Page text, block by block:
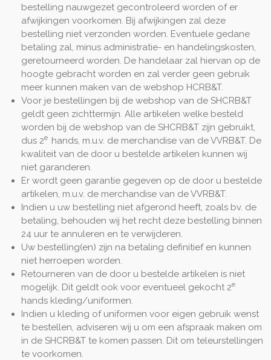
bestelling nauwgezet gecontroleerd worden of er
afwijkingen voorkomen. Bij afwijkingen zal deze
bestelling niet verzonden worden. Eventuele gedane
betaling zal, minus administratie- en handelingskosten,
geretourneerd worden. De handelaar zal hiervan op de
hoogte gebracht worden en zal verder geen gebruik
meer kunnen maken van de webshop HCRB&T.
Voor je bestellingen bij de webshop van de SHCRB&T
geldt geen zichttermijn. Alle artikelen welke besteld
worden bij de webshop van de SHCRB&T zijn gebruikt,
dus 2e hands, m.u.v. de merchandise van de VVRB&T. De
kwaliteit van de door u bestelde artikelen kunnen wij
niet garanderen.
Er wordt geen garantie gegeven op de door u bestelde
artikelen, m.u.v. de merchandise van de VVRB&T.
Indien u uw bestelling niet afgerond heeft, zoals bv. de
betaling, behouden wij het recht deze bestelling binnen
24 uur te annuleren en te verwijderen.
Uw bestelling(en) zijn na betaling definitief en kunnen
niet herroepen worden.
Retourneren van de door u bestelde artikelen is niet
mogelijk. Dit geldt ook voor eventueel gekocht 2e
hands kleding/uniformen.
Indien u kleding of uniformen voor eigen gebruik wenst
te bestellen, adviseren wij u om een afspraak maken om
in de SHCRB&T te komen passen. Dit om teleurstellingen
te voorkomen.